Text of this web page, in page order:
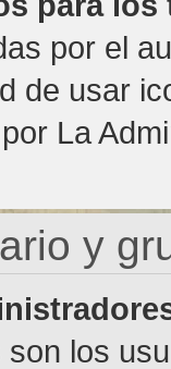
por el
de usar
La
y
los